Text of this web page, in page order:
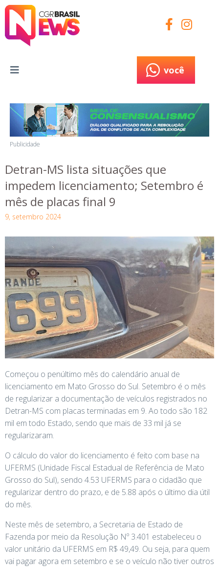
você
Publicidade
Detran-MS lista situações que
impedem licenciamento; Setembro é
mês de placas final 9
9, setembro 2024
Começou o penúltimo mês do calendário anual de
licenciamento em Mato Grosso do Sul. Setembro é o mês
de regularizar a documentação de veículos registrados no
Detran-MS com placas terminadas em 9. Ao todo são 182
mil em todo Estado, sendo que mais de 33 mil já se
regularizaram.
O cálculo do valor do licenciamento é feito com base na
UFERMS (Unidade Fiscal Estadual de Referência de Mato
Grosso do Sul), sendo 4.53 UFERMS para o cidadão que
regularizar dentro do prazo, e de 5.88 após o último dia útil
do mês.
Neste mês de setembro, a Secretaria de Estado de
Fazenda por meio da Resolução Nº 3.401 estabeleceu o
valor unitário da UFERMS em R$ 49,49. Ou seja, para quem
vai pagar agora em setembro e se o veículo não tiver outros